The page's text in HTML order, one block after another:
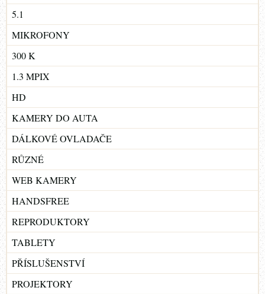
5.1
MIKROFONY
300 K
1.3 MPIX
HD
KAMERY DO AUTA
DÁLKOVÉ OVLADAČE
RŮZNÉ
WEB KAMERY
HANDSFREE
REPRODUKTORY
TABLETY
PŘÍSLUŠENSTVÍ
PROJEKTORY